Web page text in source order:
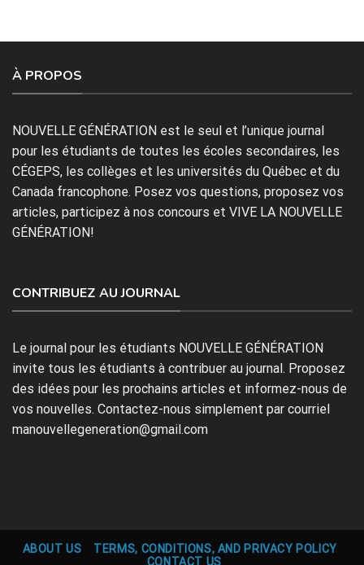
À PROPOS
NOUVELLE GÉNÉRATION est le seul et l’unique journal
pour les étudiants de toutes les écoles secondaires, les
CÉGEPS, les collèges et les universités du Québec et du
Canada francophone. Posez vos questions, proposez vos
articles, participez à nos concours et VIVE LA NOUVELLE
GÉNÉRATION!
CONTRIBUEZ AU JOURNAL
Le journal pour les étudiants NOUVELLE GÉNÉRATION
invite tous les étudiants à contribuer au journal. Proposez
des idées pour les prochains articles et informez-nous de
vos nouvelles. Contactez-nous simplement par courriel
manouvellegeneration@gmail.com
ABOUT US
TERMS, CONDITIONS, AND PRIVACY POLICY
CONTACT US